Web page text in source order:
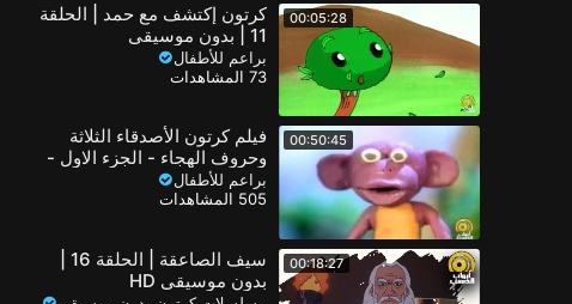
00:05:28
كرتون إكتشف مع حمد | الحلقة
11 | بدون موسيقى
براعم للأطفال
73 المشاهدات
00:50:45
فيلم كرتون الأصدقاء الثلاثة
وحروف الهجاء - الجزء الاول -
( أ - ذ )
براعم للأطفال
505 المشاهدات
00:18:27
سيف الصاعقة | الحلقة 16 |
بدون موسيقى HD